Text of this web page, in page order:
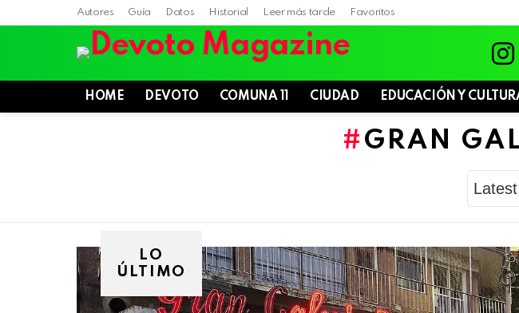
Autores Guía Datos Historial Leer más tarde Favoritos
HOME DEVOTO COMUNA 11 CIUDAD EDUCACIÓN Y
GRAN
LO
ÚLTIMO